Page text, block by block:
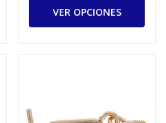
VER OPCIONES